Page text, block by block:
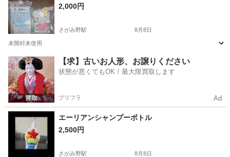
2,000円
さがみ野駅 8月8日
未開封未使用
神奈川 さがみ野駅 生活雑貨 マスコット
【求】古いお人形、お譲りください
状態が悪くてもOK！最大限買取します
プリフラ Ad
エーリアンシャンプーボトル
2,500円
さがみ野駅 8月8日